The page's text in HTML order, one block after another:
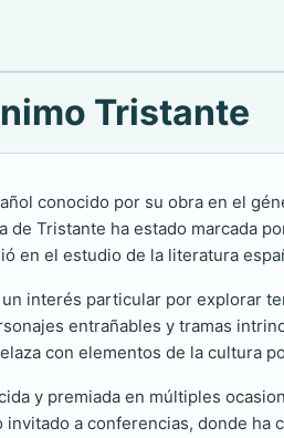
Tristante
conocido por su obra en el
de Tristante ha estado marcada
en el estudio de la literatura
interés particular por explorar
entrañables y tramas
con elementos de la cultura
y premiada en múltiples
a conferencias, donde